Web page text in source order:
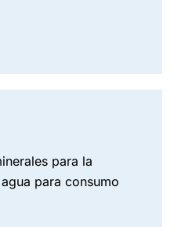
para consumo